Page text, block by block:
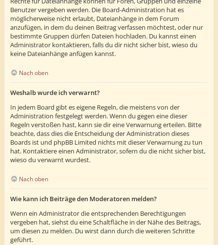
Benutzer vergeben werden. Die Board-Administration hat es
möglicherweise nicht erlaubt, Dateianhänge in dem Forum
anzufügen, in dem du deinen Beitrag verfassen möchtest, oder nur
bestimmte Gruppen dürfen Dateien hochladen. Du kannst einen
Administrator kontaktieren, falls du dir nicht sicher bist, wieso du
keine Dateianhänge anfügen kannst.
Nach oben
Weshalb wurde ich verwarnt?
In jedem Board gibt es eigene Regeln, die meistens von der
Administration festgelegt werden. Wenn du gegen eine dieser
Regeln verstoßen hast, kann sie dir eine Verwarnung erteilen. Bitte
beachte, dass dies die Entscheidung der Administration dieses
Boards ist und phpBB Limited nichts mit dieser Verwarnung zu tun
hat. Kontaktiere einen Administrator, sofern du die nicht sicher bist,
wieso du verwarnt wurdest.
Nach oben
Wie kann ich Beiträge den Moderatoren melden?
Wenn ein Administrator die entsprechenden Berechtigungen
vergeben hat, siehst du eine Schaltfläche in der Nähe des Beitrags,
um diesen zu melden. Du wirst dann durch die weiteren Schritte
geführt.